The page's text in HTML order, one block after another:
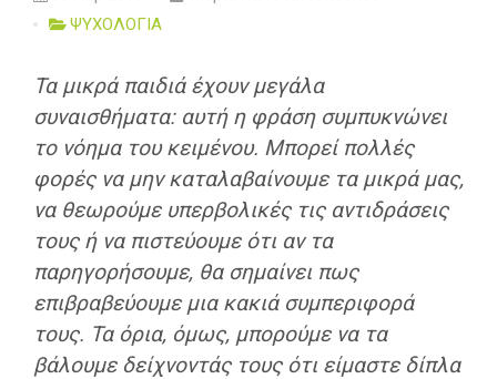
ΨΥΧΟΛΟΓΙΑ
Τα μικρά παιδιά έχουν μεγάλα
συναισθήματα: αυτή η φράση συμπυκνώνει
το νόημα του κειμένου. Μπορεί πολλές
φορές να μην καταλαβαίνουμε τα μικρά μας,
να θεωρούμε υπερβολικές τις αντιδράσεις
τους ή να πιστεύουμε ότι αν τα
παρηγορήσουμε, θα σημαίνει πως
επιβραβεύουμε μια κακιά συμπεριφορά
τους. Τα όρια, όμως, μπορούμε να τα
βάλουμε δείχνοντάς τους ότι είμαστε δίπλα